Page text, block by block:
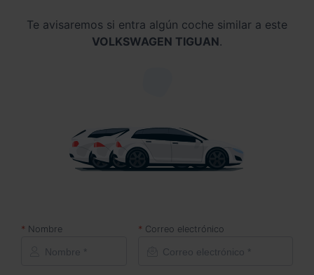
Te avisaremos si entra algún coche similar a este
VOLKSWAGEN TIGUAN.
Nombre Correo electrónico